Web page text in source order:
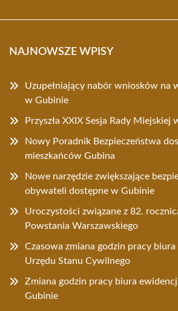
NAJNOWSZE WPISY
Uzupełniający nabór wniosków na
w Gubinie
Przyszła XXIX Sesja Rady Miejskiej
Nowy Poradnik Bezpieczeństwa
mieszkańców Gubina
Nowe narzędzie zwiększające
obywateli dostępne w Gubinie
Uroczystości związane z 82.
Powstania Warszawskiego
Czasowa zmiana godzin pracy
Urzędu Stanu Cywilnego
Zmiana godzin pracy biura
Gubinie